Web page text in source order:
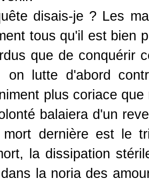
disais-je ? Les
tous qu'il est bien
que de conquérir
on lutte d'abord
plus coriace
balaiera d'un
dernière est le
la dissipation
la noria des